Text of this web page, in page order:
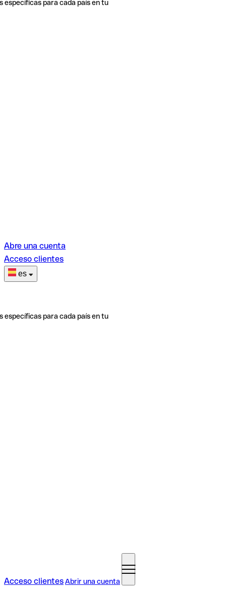
específicas para cada país en tu
Abre una cuenta
Acceso clientes
es
específicas para cada país en tu
Acceso clientesAbrir una cuenta